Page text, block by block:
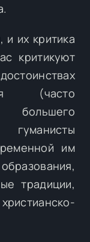
их критика
критикуют
(часто
большего
им
традиции,